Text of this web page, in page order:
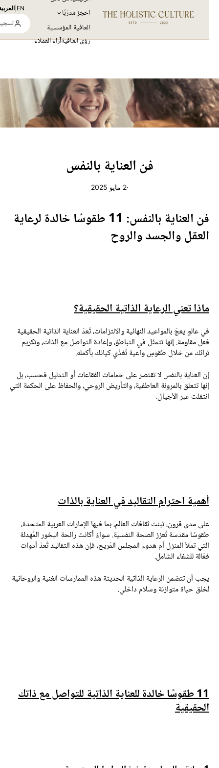
احجز مدرّبًا
العافية المؤسسية
رؤى العافيةآراء العملاء
العربية
تسجيل
فن العناية بالنفس
فن العناية بالنفس: 11 طقوسًا خالدة لرعاية
العقل والجسد والروح
ماذا تعني الرعاية الذاتية الحقيقية؟
في عالمٍ يعجّ بالمواعيد النهائية والالتزامات، تُعدّ العناية الذاتية الحقيقية
فعل مقاومة. إنها تتمثّل في التباطؤ، وإعادة التواصل مع الذات، وتكريم
تراثك من خلال طقوسٍ واعية تُغذّي كيانك بأكمله.
إن العناية بالنفس لا تقتصر على حمامات الفقاعات أو التدليل فحسب، بل
إنها تتعلق بالمرونة العاطفية، والتأريض الروحي، والحفاظ على الحكمة التي
انتقلت عبر الأجيال.
أهمية احترام التقاليد في العناية بالذات
على مدى قرون، تبنت ثقافات العالم، بما فيها الإمارات العربية المتحدة،
طقوسًا مقدسة تُعزز الصحة النفسية. سواءً أكانت رائحة البخور المُهدئة
التي تملأ المنزل أم هدوء المجلس المُريح، فإن هذه التقاليد تُعدّ أدوات
فعّالة للشفاء الشامل.
يجب أن تتضمن الرعاية الذاتية الحديثة هذه الممارسات الغنية والروحانية
لخلق حياة متوازنة وسلام داخلي.
11 طقوسًا خالدة للعناية الذاتية للتواصل مع ذاتك
الحقيقية